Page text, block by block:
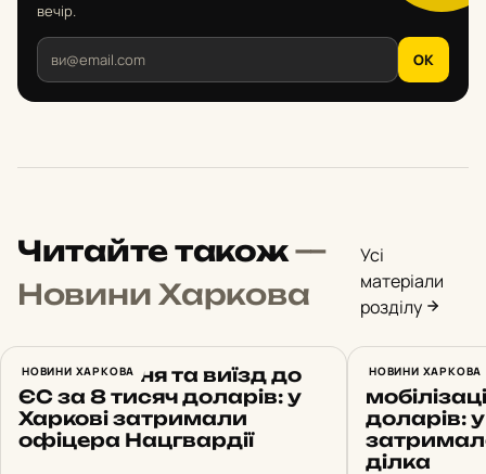
вечір.
OK
Читайте також—
Новини Харкова
Усі
матеріали
розділу
НОВИНИ ХАРКОВА
Бронювання та виїзд до
ЄС за 8 тисяч доларів: у
Харкові затримали
офіцера Нацгвардії
НОВИНИ ХАРКОВА
Продавав
доларів: у
ділка